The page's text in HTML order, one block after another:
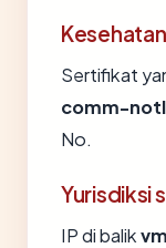
Sertifikat
comm-
No.
Yurisdiksi
IP di balik